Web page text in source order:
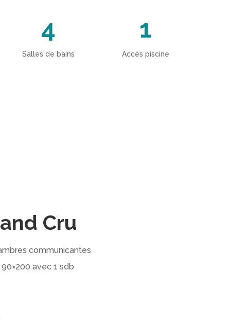
4
Salles de bains
1
Accès piscine
Cru
communicantes
90×200 avec 1 sdb